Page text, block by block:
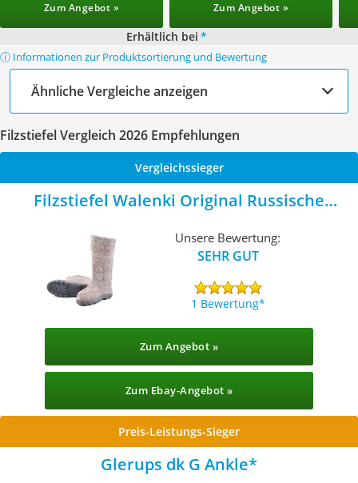
Zum Angebot » Zum Angebot »
Erhältlich bei *
ⓘ Informationen zur Produktsortierung und Bewertung
Ähnliche Vergleiche anzeigen
Filzstiefel Vergleich 2026 Empfehlungen
Vergleichssieger
Filzstiefel Walenki Original Russische
Unsere Bewertung:
SEHR GUT
1 Bewertung
Zum Angebot »
Zum Ebay-Angebot »
Preis-Leistungs-Sieger
Glerups dk G Ankle